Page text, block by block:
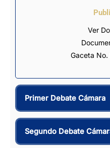
Ver
Gaceta
Primer Debate Cámara
Segundo Debate